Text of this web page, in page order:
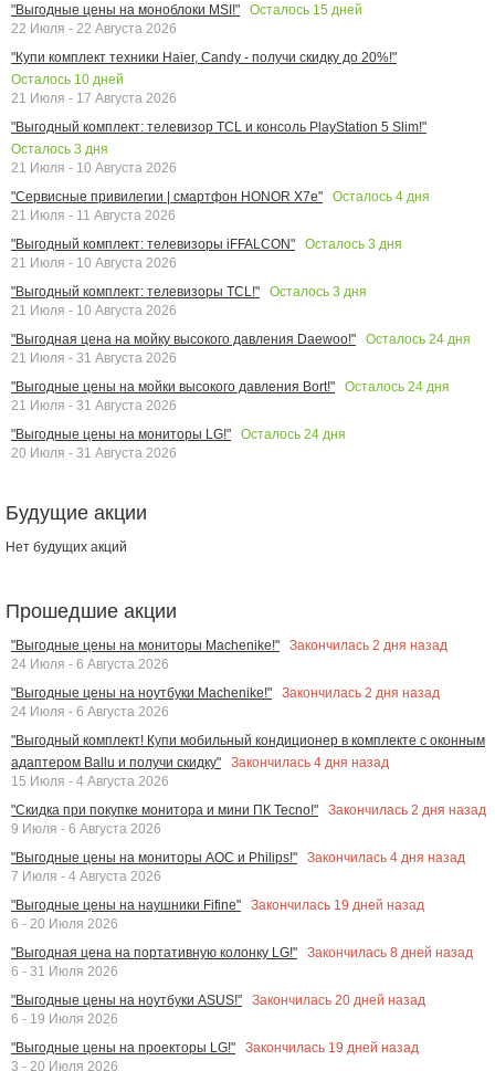
"Выгодные цены на моноблоки MSI!"
Осталось 15 дней
22 Июля - 22 Августа 2026
"Купи комплект техники Haier, Candy - получи скидку до 20%!"
Осталось 10 дней
21 Июля - 17 Августа 2026
"Выгодный комплект: телевизор TCL и консоль PlayStation 5 Slim!"
Осталось 3 дня
21 Июля - 10 Августа 2026
"Сервисные привилегии | смартфон HONOR X7e"
Осталось 4 дня
21 Июля - 11 Августа 2026
"Выгодный комплект: телевизоры iFFALCON"
Осталось 3 дня
21 Июля - 10 Августа 2026
"Выгодный комплект: телевизоры TCL!"
Осталось 3 дня
21 Июля - 10 Августа 2026
"Выгодная цена на мойку высокого давления Daewoo!"
Осталось 24 дня
21 Июля - 31 Августа 2026
"Выгодные цены на мойки высокого давления Bort!"
Осталось 24 дня
21 Июля - 31 Августа 2026
"Выгодные цены на мониторы LG!"
Осталось 24 дня
20 Июля - 31 Августа 2026
Будущие акции
Нет будущих акций
Прошедшие акции
"Выгодные цены на мониторы Machenike!" Закончилась 2 дня назад
24 Июля - 6 Августа 2026
"Выгодные цены на ноутбуки Machenike!"
Закончилась 2 дня назад
24 Июля - 6 Августа 2026
"Выгодный комплект! Купи мобильный кондиционер в комплекте с оконным
адаптером Ballu и получи скидку"
Закончилась 4 дня назад
15 Июля - 4 Августа 2026
"Скидка при покупке монитора и мини ПК Tecno!"
Закончилась 2 дня назад
9 Июля - 6 Августа 2026
"Выгодные цены на мониторы AOC и Philips!"
Закончилась 4 дня назад
7 Июля - 4 Августа 2026
"Выгодные цены на наушники Fifine"
Закончилась 19 дней назад
6 - 20 Июля 2026
"Выгодная цена на портативную колонку LG!"
Закончилась 8 дней назад
6 - 31 Июля 2026
"Выгодные цены на ноутбуки ASUS!"
Закончилась 20 дней назад
6 - 19 Июля 2026
"Выгодные цены на проекторы LG!"
Закончилась 19 дней назад
3 - 20 Июля 2026